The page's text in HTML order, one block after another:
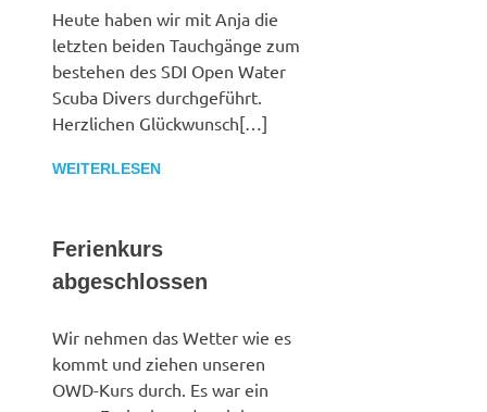
Heute haben wir mit Anja die
letzten beiden Tauchgänge zum
bestehen des SDI Open Water
Scuba Divers durchgeführt.
Herzlichen Glückwunsch[…]
WEITERLESEN
Ferienkurs
abgeschlossen
Wir nehmen das Wetter wie es
kommt und ziehen unseren
OWD-Kurs durch. Es war ein